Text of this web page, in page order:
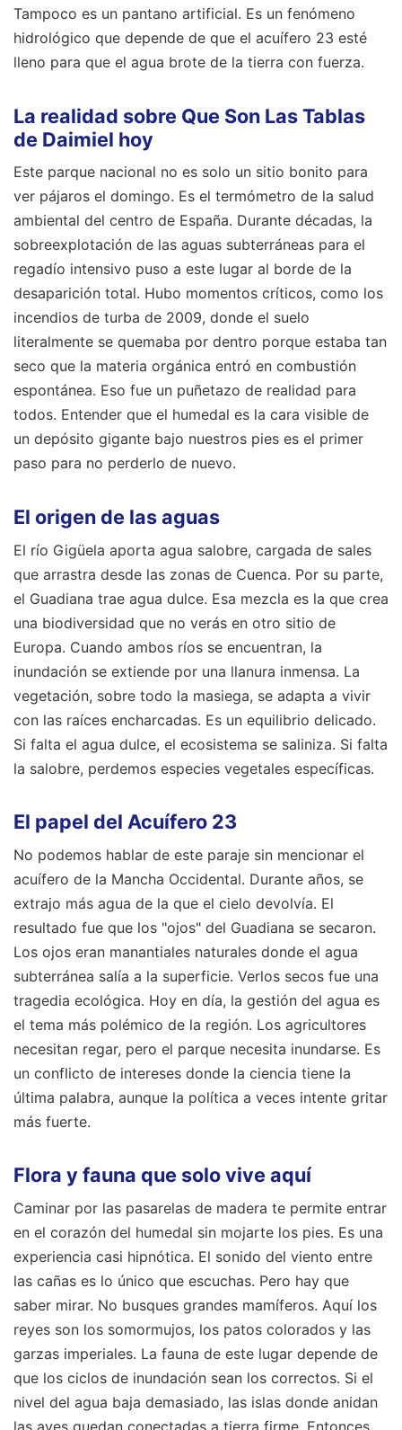
Tampoco es un pantano artificial. Es un fenómeno
hidrológico que depende de que el acuífero 23 esté
lleno para que el agua brote de la tierra con fuerza.
La realidad sobre Que Son Las Tablas
de Daimiel hoy
Este parque nacional no es solo un sitio bonito para
ver pájaros el domingo. Es el termómetro de la salud
ambiental del centro de España. Durante décadas, la
sobreexplotación de las aguas subterráneas para el
regadío intensivo puso a este lugar al borde de la
desaparición total. Hubo momentos críticos, como los
incendios de turba de 2009, donde el suelo
literalmente se quemaba por dentro porque estaba tan
seco que la materia orgánica entró en combustión
espontánea. Eso fue un puñetazo de realidad para
todos. Entender que el humedal es la cara visible de
un depósito gigante bajo nuestros pies es el primer
paso para no perderlo de nuevo.
El origen de las aguas
El río Gigüela aporta agua salobre, cargada de sales
que arrastra desde las zonas de Cuenca. Por su parte,
el Guadiana trae agua dulce. Esa mezcla es la que crea
una biodiversidad que no verás en otro sitio de
Europa. Cuando ambos ríos se encuentran, la
inundación se extiende por una llanura inmensa. La
vegetación, sobre todo la masiega, se adapta a vivir
con las raíces encharcadas. Es un equilibrio delicado.
Si falta el agua dulce, el ecosistema se saliniza. Si falta
la salobre, perdemos especies vegetales específicas.
El papel del Acuífero 23
No podemos hablar de este paraje sin mencionar el
acuífero de la Mancha Occidental. Durante años, se
extrajo más agua de la que el cielo devolvía. El
resultado fue que los "ojos" del Guadiana se secaron.
Los ojos eran manantiales naturales donde el agua
subterránea salía a la superficie. Verlos secos fue una
tragedia ecológica. Hoy en día, la gestión del agua es
el tema más polémico de la región. Los agricultores
necesitan regar, pero el parque necesita inundarse. Es
un conflicto de intereses donde la ciencia tiene la
última palabra, aunque la política a veces intente gritar
más fuerte.
Flora y fauna que solo vive aquí
Caminar por las pasarelas de madera te permite entrar
en el corazón del humedal sin mojarte los pies. Es una
experiencia casi hipnótica. El sonido del viento entre
las cañas es lo único que escuchas. Pero hay que
saber mirar. No busques grandes mamíferos. Aquí los
reyes son los somormujos, los patos colorados y las
garzas imperiales. La fauna de este lugar depende de
que los ciclos de inundación sean los correctos. Si el
nivel del agua baja demasiado, las islas donde anidan